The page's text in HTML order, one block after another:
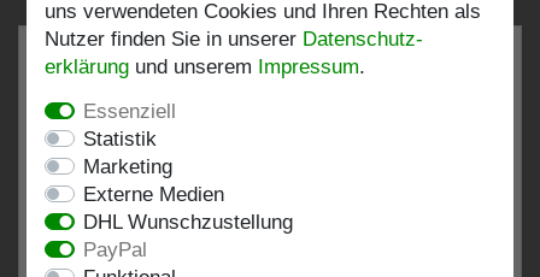
bei: shopvote.de, Amazon
Bewertungsprofil bei SHOPVOTE.DE ansehen
uns verwendeten Cookies und Ihren Rechten als
Nutzer finden Sie in unserer Daten­schutz­
erklärung und unserem Impressum.
Essenziell
Statistik
Marketing
Externe Medien
DHL Wunschzustellung
PayPal